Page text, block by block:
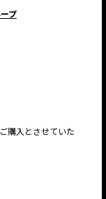
プ
購入とさせていた